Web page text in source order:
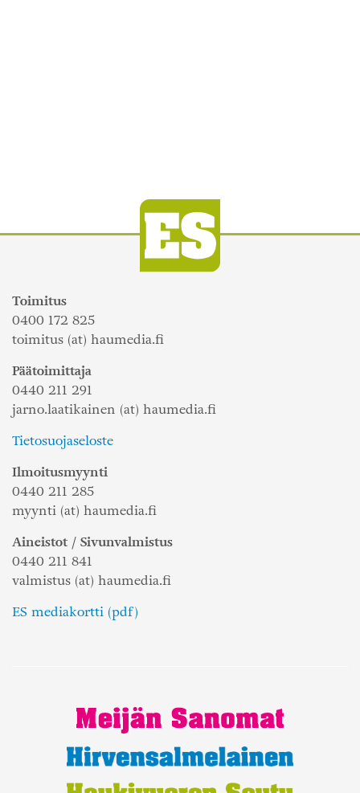
Toimitus
0400 172 825
toimitus (at) haumedia.fi
Päätoimittaja
0440 211 291
jarno.laatikainen (at) haumedia.fi
Tietosuojaseloste
Ilmoitusmyynti
0440 211 285
myynti (at) haumedia.fi
Aineistot / Sivunvalmistus
0440 211 841
valmistus (at) haumedia.fi
ES mediakortti (pdf)